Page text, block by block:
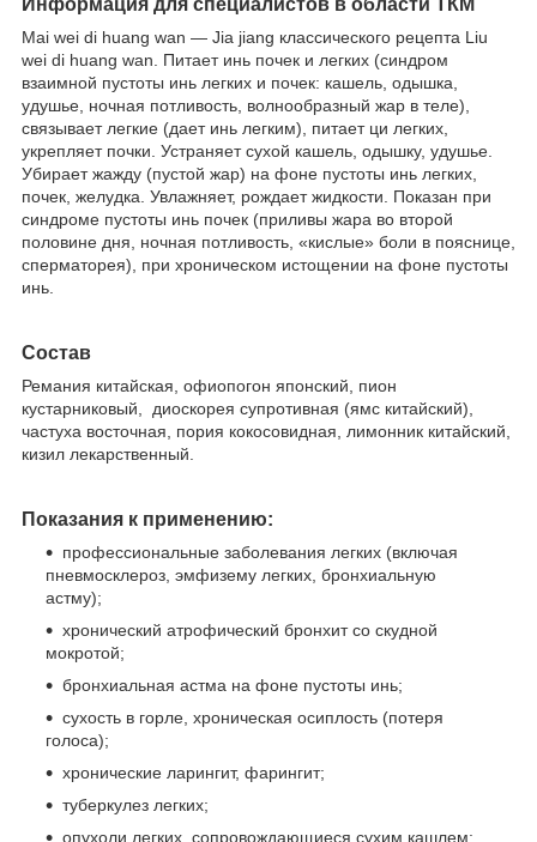
Маi wei di huang wan — Jia jiang классического рецепта Liu
wei di huang wan. Питает инь почек и легких (синдром
взаимной пустоты инь легких и почек: кашель, одышка,
удушье, ночная потливость, волнообразный жар в теле),
связывает легкие (дает инь легким), питает ци легких,
укрепляет почки. Устраняет сухой кашель, одышку, удушье.
Убирает жажду (пустой жар) на фоне пустоты инь легких,
почек, желудка. Увлажняет, рождает жидкости. Показан при
синдроме пустоты инь почек (приливы жара во второй
половине дня, ночная потливость, «кислые» боли в пояснице,
сперматорея), при хроническом истощении на фоне пустоты
инь.
Состав
Ремания китайская, офиопогон японский, пион
кустарниковый, диоскорея супротивная (ямс китайский),
частуха восточная, пория кокосовидная, лимонник китайский,
кизил лекарственный.
Показания к применению:
профессиональные заболевания легких (включая
пневмосклероз, эмфизему легких, бронхиальную
астму);
хронический атрофический бронхит со скудной
мокротой;
бронхиальная астма на фоне пустоты инь;
сухость в горле, хроническая осиплость (потеря
голоса);
хронические ларингит, фарингит;
туберкулез легких;
опухоли легких, сопровождающиеся сухим кашлем;